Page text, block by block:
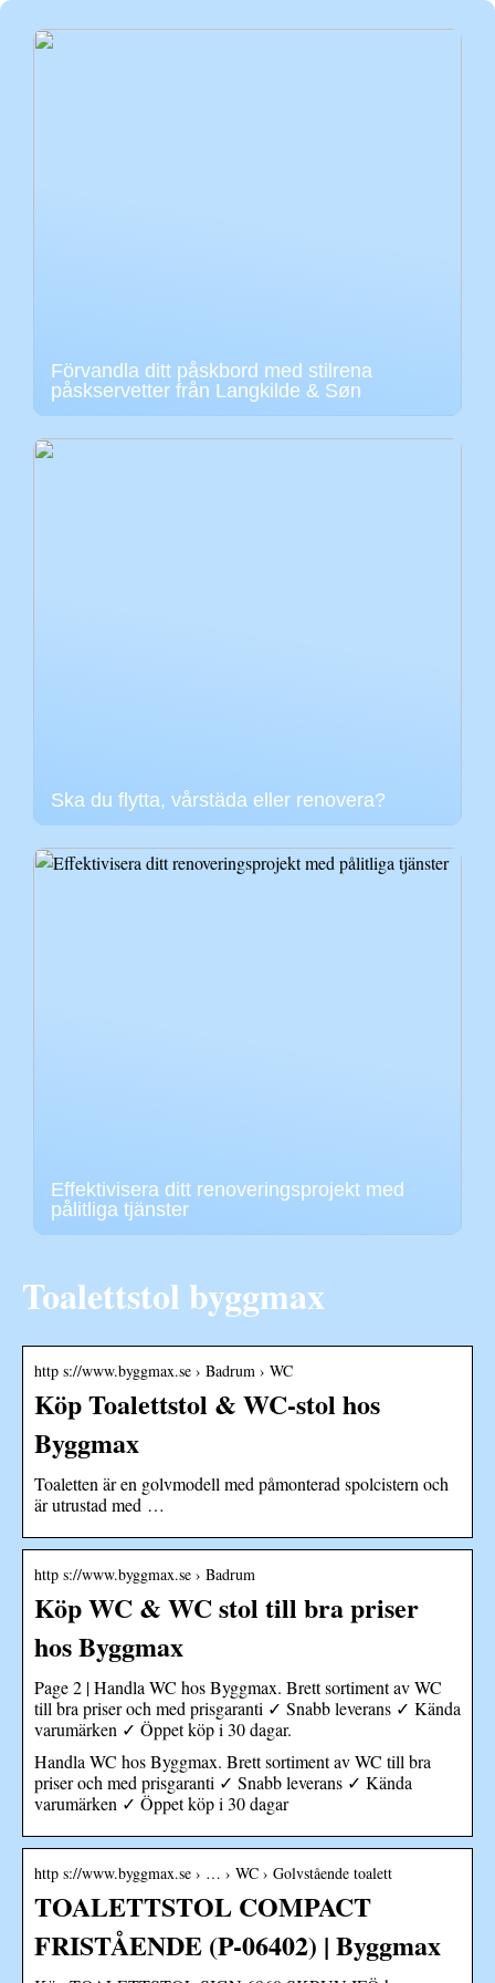
Förvandla ditt påskbord med stilrena
påskservetter från Langkilde & Søn
Ska du flytta, vårstäda eller renovera?
Effektivisera ditt renoveringsprojekt med
pålitliga tjänster
Toalettstol byggmax
http s://www.byggmax.se › Badrum › WC
Köp Toalettstol & WC-stol hos
Byggmax
Toaletten är en golvmodell med påmonterad spolcistern och
är utrustad med …
http s://www.byggmax.se › Badrum
Köp WC & WC stol till bra priser
hos Byggmax
Page 2 | Handla WC hos Byggmax. Brett sortiment av WC
till bra priser och med prisgaranti ✓ Snabb leverans ✓ Kända
varumärken ✓ Öppet köp i 30 dagar.
Handla WC hos Byggmax. Brett sortiment av WC till bra
priser och med prisgaranti ✓ Snabb leverans ✓ Kända
varumärken ✓ Öppet köp i 30 dagar
http s://www.byggmax.se › … › WC › Golvstående toalett
TOALETTSTOL COMPACT
FRISTÅENDE (P-06402) | Byggmax